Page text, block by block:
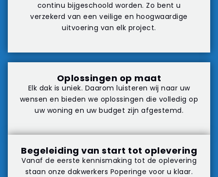
continu bijgeschoold worden. Zo bent u
verzekerd van een veilige en hoogwaardige
uitvoering van elk project.
Oplossingen op maat
Elk dak is uniek. Daarom luisteren wij naar uw
wensen en bieden we oplossingen die volledig op
uw woning en uw budget zijn afgestemd.
Begeleiding van start tot oplevering
Vanaf de eerste kennismaking tot de oplevering
staan onze dakwerkers Poperinge voor u klaar.